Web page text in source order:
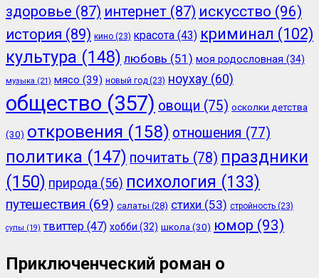
здоровье (87) интернет (87) искусство (96)
история (89) кино (23) красота (43) криминал (102)
культура (148) любовь (51) моя родословная (34)
музыка (21) мясо (39) новый год (23) ноухау (60)
общество (357) овощи (75) осколки детства
(30) откровения (158) отношения (77)
политика (147) почитать (78) праздники
(150) природа (56) психология (133)
путешествия (69) салаты (28) стихи (53) стройность (23)
супы (19) твиттер (47) хобби (32) школа (30) юмор (93)
Приключенческий роман о